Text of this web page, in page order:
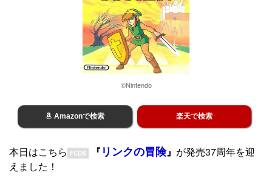
©Nintendo
Amazonで検索 楽天で検索
本日はこちら FCDS 『 リンクの冒険』 が発売37周年を迎
えました！